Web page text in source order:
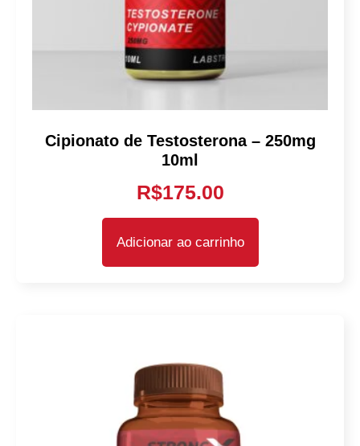
Cipionato de Testosterona – 250mg
10ml
R$175.00
Adicionar ao carrinho